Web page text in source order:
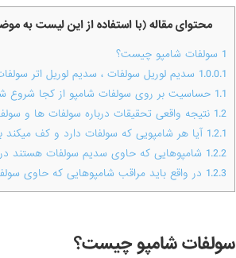
محتوای مقاله (با استفاده از این لیست به
1 سولفات شامپو چیست؟
1.0.0.1 سدیم لوریل سولفات ، سدیم لوریل اتر
1.1 حساسیت بر روی سولفات شامپو از کجا شروع
1.2 نتیجه واقعی تحقیقات درباره سولفات ها و
1.2.1 آیا هر شامپویی که سولفات دارد و کف
1.2.2 شامپوهایی که حاوی سدیم سولفات هستند
1.2.3 در واقع باید مراقب شامپوهایی که حاوی
سولفات شامپو چیست؟